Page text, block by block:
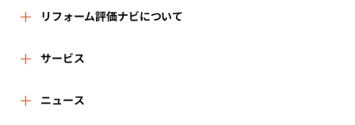
当サイトのサービスを利用する可能性があります。ユー
ウントに関しては慎重に管理してください。
とに起因して、万一何らかの損害や不利益を被ることが
ます。
で行います。
リフォーム評価ナビについて
リフォーム評価ナビとは
運営体制
サービス
リフォーム会社を探す
ニュース